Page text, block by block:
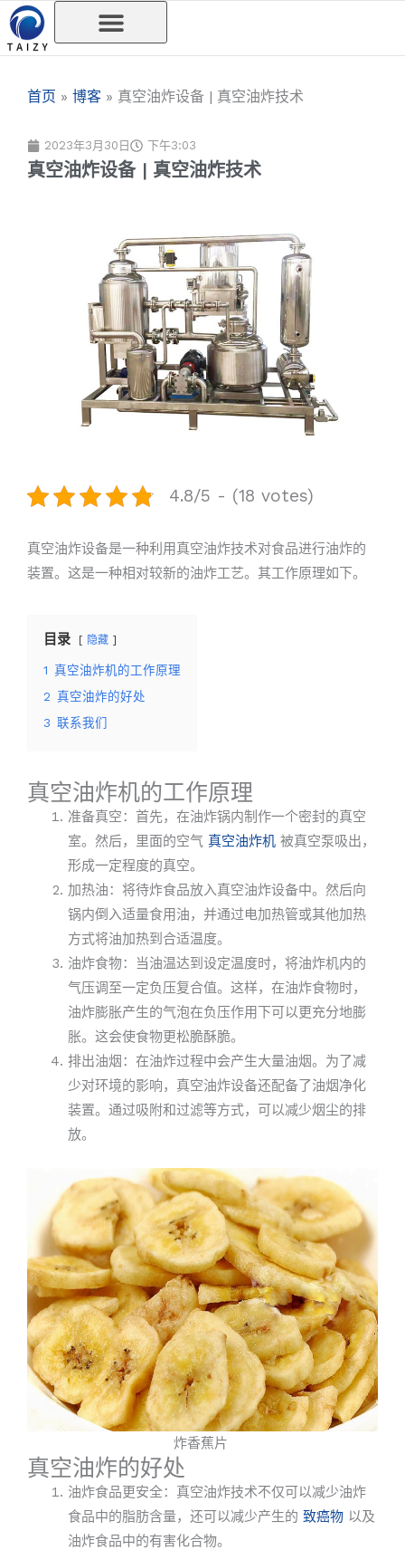
跳
至
首页 » 博客 » 真空油炸设备 | 真空油炸技术
2023年3月30日 下午3:03
真空油炸设备 | 真空油炸技术
4.8/5 - (18 votes)
真空油炸设备是一种利用真空油炸技术对食品进行油炸的
装置。这是一种相对较新的油炸工艺。其工作原理如下。
目录 隐藏
1 真空油炸机的工作原理
2 真空油炸的好处
3 联系我们
真空油炸机的工作原理
准备真空：首先，在油炸锅内制作一个密封的真空
室。然后，里面的空气 真空油炸机 被真空泵吸出，
形成一定程度的真空。
加热油：将待炸食品放入真空油炸设备中。然后向
锅内倒入适量食用油，并通过电加热管或其他加热
方式将油加热到合适温度。
油炸食物：当油温达到设定温度时，将油炸机内的
气压调至一定负压复合值。这样，在油炸食物时，
油炸膨胀产生的气泡在负压作用下可以更充分地膨
胀。这会使食物更松脆酥脆。
排出油烟：在油炸过程中会产生大量油烟。为了减
少对环境的影响，真空油炸设备还配备了油烟净化
装置。通过吸附和过滤等方式，可以减少烟尘的排
放。
炸香蕉片
真空油炸的好处
油炸食品更安全：真空油炸技术不仅可以减少油炸
食品中的脂肪含量，还可以减少产生的 致癌物 以及
油炸食品中的有害化合物。